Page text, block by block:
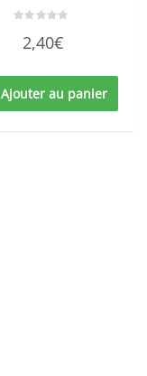
sur
2,40€
Ajouter au panier